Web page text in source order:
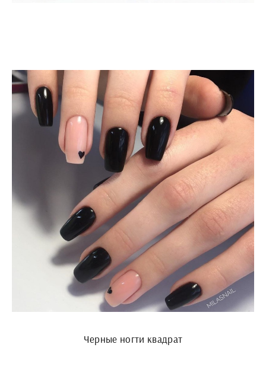
Черные ногти квадрат